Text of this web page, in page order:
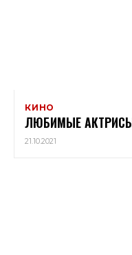
КИНО
ЛЮБИМЫЕ
21.10.2021